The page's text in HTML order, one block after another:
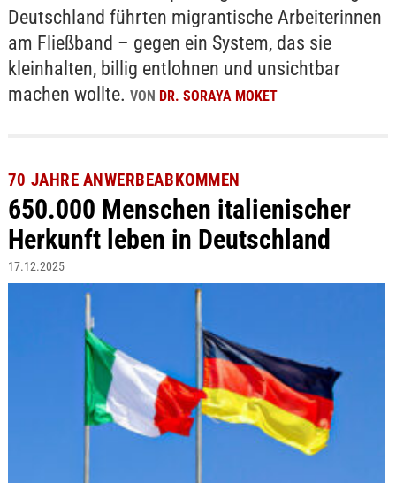
Deutschland führten migrantische Arbeiterinnen
am Fließband – gegen ein System, das sie
kleinhalten, billig entlohnen und unsichtbar
machen wollte. VON DR. SORAYA MOKET
70 JAHRE ANWERBEABKOMMEN
650.000 Menschen italienischer
Herkunft leben in Deutschland
17.12.2025